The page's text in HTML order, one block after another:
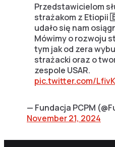
Przedstawicielom
strażakom z Etiopii
udało się nam
Mówimy o rozwoju
tym jak od zera
strażacki oraz o
zespole USAR.
pic.twitter.com/
— Fundacja PCPM
November 21, 2024